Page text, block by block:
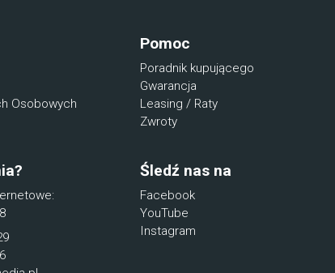
Osobowych
Pomoc
Poradnik kupującego
Gwarancja
Leasing / Raty
Zwroty
Śledź nas na
Facebook
YouTube
Instagram